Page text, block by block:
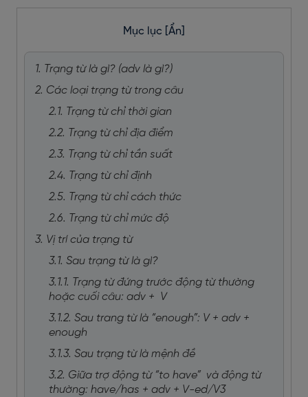
Mục lục [Ẩn]
1. Trạng từ là gì? (adv là gì?)
2. Các loại trạng từ trong câu
2.1. Trạng từ chỉ thời gian
2.2. Trạng từ chỉ địa điểm
2.3. Trạng từ chỉ tần suất
2.4. Trạng từ chỉ định
2.5. Trạng từ chỉ cách thức
2.6. Trạng từ chỉ mức độ
3. Vị trí của trạng từ
3.1. Sau trạng từ là gì?
3.1.1. Trạng từ đứng trước động từ thường
hoặc cuối câu: adv + V
3.1.2. Sau trang từ là “enough”: V + adv +
enough
3.1.3. Sau trạng từ là mệnh đề
3.2. Giữa trợ động từ “to have” và động từ
thường: have/has + adv + V-ed/V3